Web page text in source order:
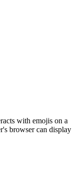
with emojis on a
browser can display